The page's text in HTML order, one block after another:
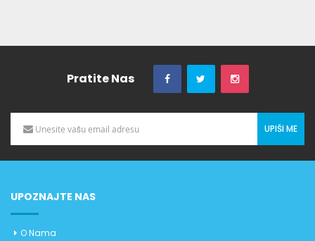
Pratite Nas
UPIŠI ME
UPOZNAJTE NAS
O Nama